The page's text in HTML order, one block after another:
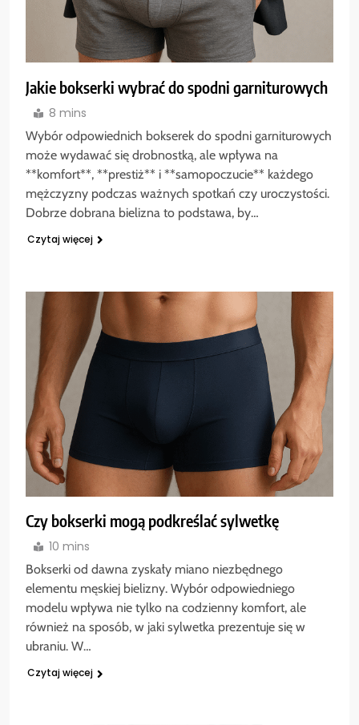
Jakie bokserki wybrać do spodni garniturowych
8 mins
Wybór odpowiednich bokserek do spodni garniturowych
może wydawać się drobnostką, ale wpływa na
**komfort**, **prestiż** i **samopoczucie** każdego
mężczyzny podczas ważnych spotkań czy uroczystości.
Dobrze dobrana bielizna to podstawa, by…
Czytaj więcej
Czy bokserki mogą podkreślać sylwetkę
10 mins
Bokserki od dawna zyskały miano niezbędnego
elementu męskiej bielizny. Wybór odpowiedniego
modelu wpływa nie tylko na codzienny komfort, ale
również na sposób, w jaki sylwetka prezentuje się w
ubraniu. W…
Czytaj więcej